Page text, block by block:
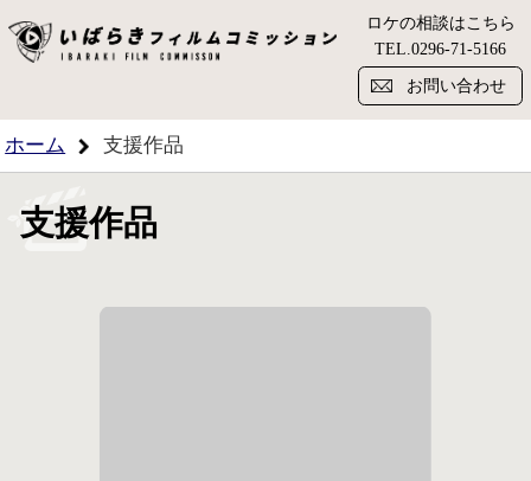
い
ロケの相談はこちら
TEL.0296-71-5166
お問い合わせ
ホーム 支援作品
支援作品